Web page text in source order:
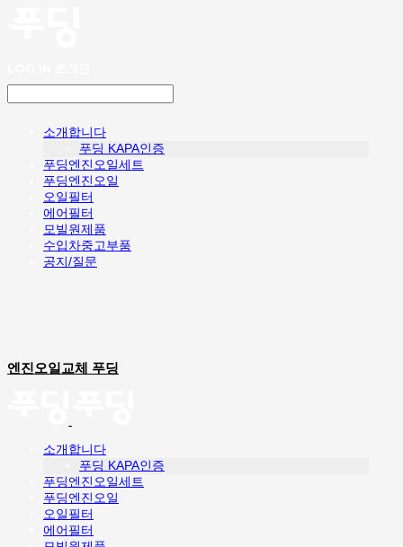
소개합니다
푸딩 KAPA인증
푸딩엔진오일세트
푸딩엔진오일
오일필터
에어필터
모빌원제품
수입차중고부품
공지/질문
엔진오일교체 푸딩
소개합니다
푸딩 KAPA인증
푸딩엔진오일세트
푸딩엔진오일
오일필터
에어필터